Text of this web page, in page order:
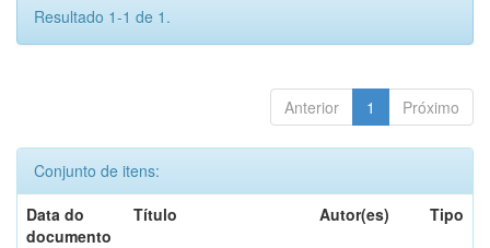
Resultado 1-1 de 1.
Anterior 1 Próximo
Conjunto de itens:
Data do
documento
Título Autor(es) Tipo